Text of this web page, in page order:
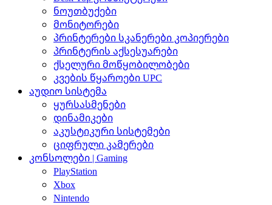
ნოუთბუქები
მონიტორები
პრინტერები სკანერები კოპიერები
პრინტერის აქსესუარები
ქსელური მოწყობილობები
კვების წყაროები UPC
აუდიო სისტემა
ყურსასმენები
დინამიკები
აკუსტიკური სისტემები
ციფრული კამერები
კონსოლები | Gaming
PlayStation
Xbox
Nintendo